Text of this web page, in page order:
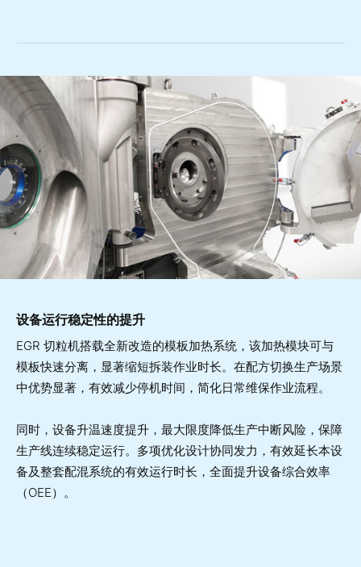
设备运行稳定性的提升
EGR 切粒机搭载全新改造的模板加热系统，该加热模块可与
模板快速分离，显著缩短拆装作业时长。在配方切换生产场景
中优势显著，有效减少停机时间，简化日常维保作业流程。
同时，设备升温速度提升，最大限度降低生产中断风险，保障
生产线连续稳定运行。多项优化设计协同发力，有效延长本设
备及整套配混系统的有效运行时长，全面提升设备综合效率
（OEE）。